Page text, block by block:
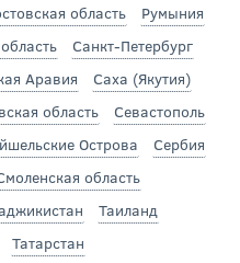
область
Румыния
Санкт-Петербург
Аравия
Саха (Якутия)
область
Севастополь
Острова
Сербия
область
Таиланд
Татарстан